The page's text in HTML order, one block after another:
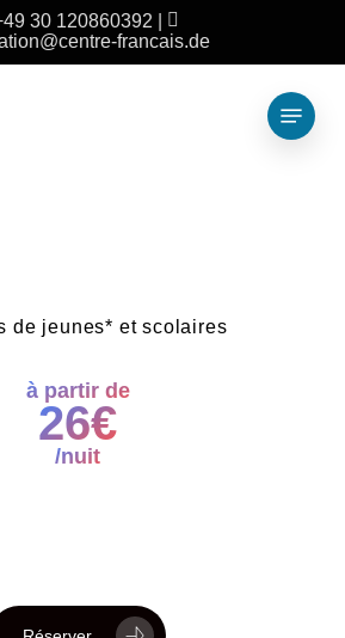
30 120860392
francais.de
Menu
de jeunes* et scolaires
à partir de
26€
/nuit